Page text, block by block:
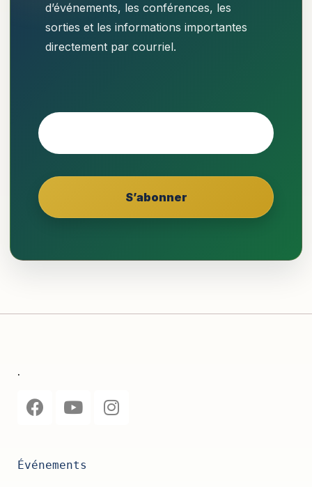
d’événements, les conférences, les
sorties et les informations importantes
directement par courriel.
.
Événements